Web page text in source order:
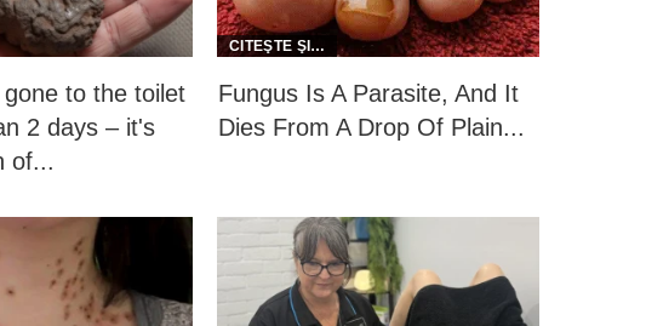
gone to the toilet
2 days – it's
of...
Fungus Is A Parasite, And It
Dies From A Drop Of Plain...